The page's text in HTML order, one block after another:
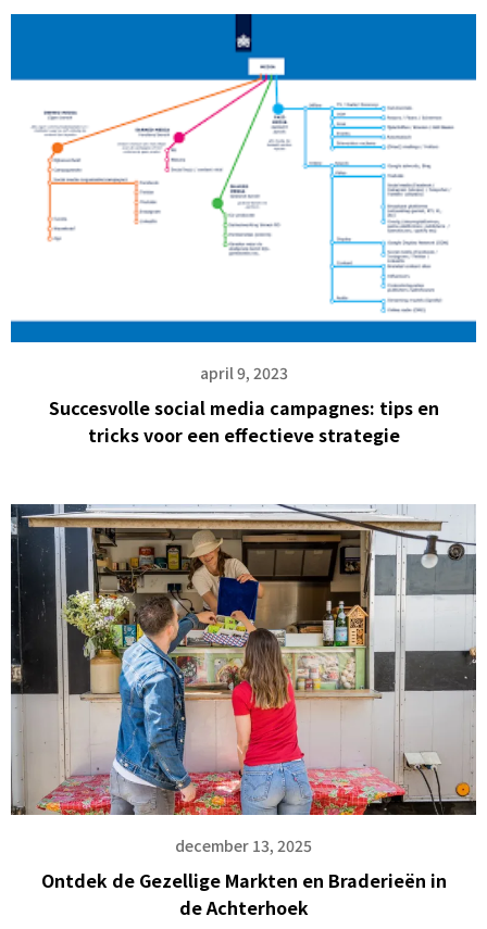
april 9, 2023
Succesvolle social media campagnes: tips en
tricks voor een effectieve strategie
december 13, 2025
Ontdek de Gezellige Markten en Braderieën in
de Achterhoek